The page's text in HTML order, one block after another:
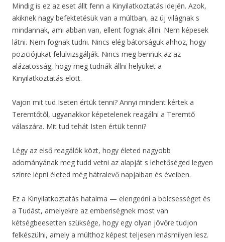
Mindig is ez az eset állt fenn a Kinyilatkoztatás idején. Azok,
akiknek nagy befektetésük van a múltban, az új világnak s
mindannak, ami abban van, ellent fognak állni. Nem képesek
látni. Nem fognak tudni. Nincs elég bátorságuk ahhoz, hogy
poziciójukat felülvizsgálják. Nincs meg bennük az az
alázatosság, hogy meg tudnák állni helyüket a
Kinyilatkoztatás elött.
Vajon mit tud Iseten értük tenni? Annyi mindent kértek a
Teremtőtől, ugyanakkor képetelenek reagálni a Teremtő
válaszára. Mit tud tehát Isten értük tenni?
Légy az első reagálók közt, hogy életed nagyobb
adományának meg tudd vetni az alapját s lehetőséged legyen
színre lépni életed még hátralevő napjaiban és éveiben.
Ez a Kinyilatkoztatás hatalma — elengedni a bölcsességet és
a Tudást, amelyekre az emberiségnek most van
kétségbeesetten szüksége, hogy egy olyan jövőre tudjon
felkészülni, amely a múlthoz képest teljesen másmilyen lesz.